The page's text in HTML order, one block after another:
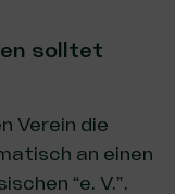
solltet
Verein die
an einen
“e. V.”.